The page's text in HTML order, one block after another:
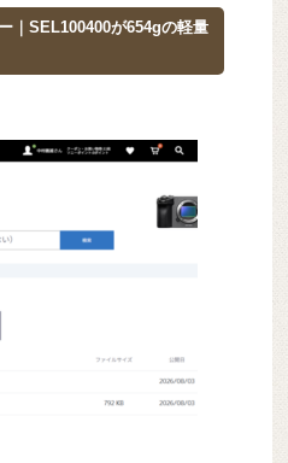
｜SEL100400が654gの軽量